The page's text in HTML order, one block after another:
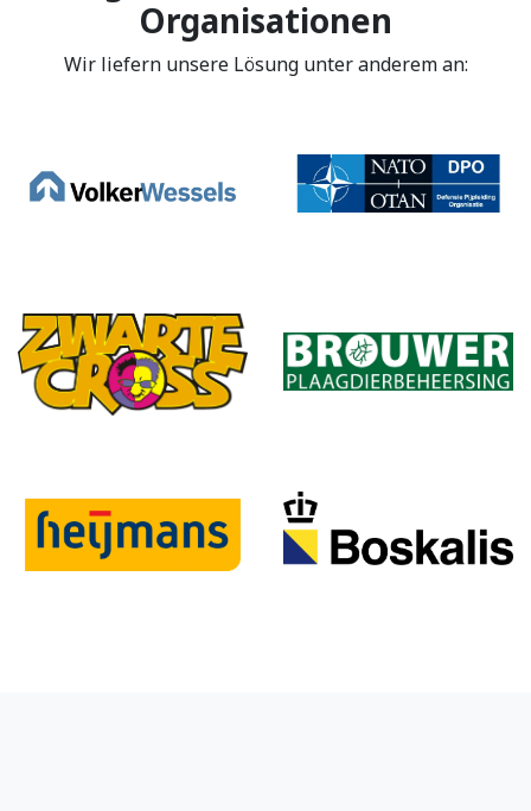
Organisationen
Wir liefern unsere Lösung unter anderem an: